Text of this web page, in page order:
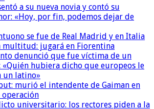
a su nueva novia y contó su
«Hoy, por fin, podemos dejar de
se fue de Real Madrid y en Italia
multitud: jugará en Fiorentina
denunció que fue víctima de un
«Quién hubiera dicho que europeos le
un latino»
murió el intendente de Gaiman en
operación
universitario: los rectores piden a la